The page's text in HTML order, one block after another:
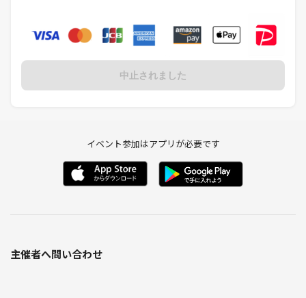
中止されました
イベント参加はアプリが必要です
主催者へ問い合わせ